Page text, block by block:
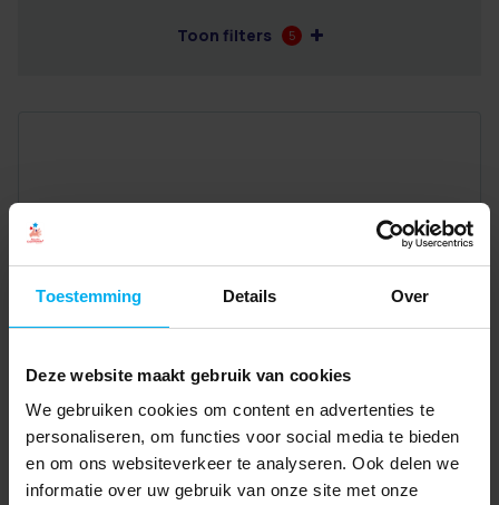
Toestemming Details Over
Deze website maakt gebruik van cookies
We gebruiken cookies om content en advertenties te
personaliseren, om functies voor social media te bieden
en om ons websiteverkeer te analyseren. Ook delen we
informatie over uw gebruik van onze site met onze
Toon filters 5